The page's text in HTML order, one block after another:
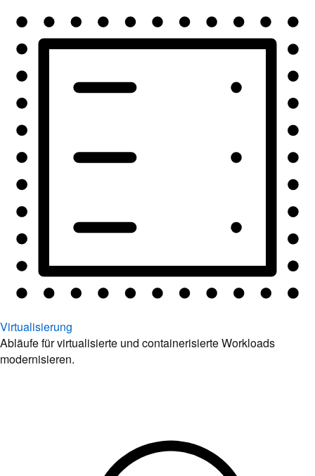
Virtualisierung
Abläufe für virtualisierte und containerisierte Workloads
modernisieren.